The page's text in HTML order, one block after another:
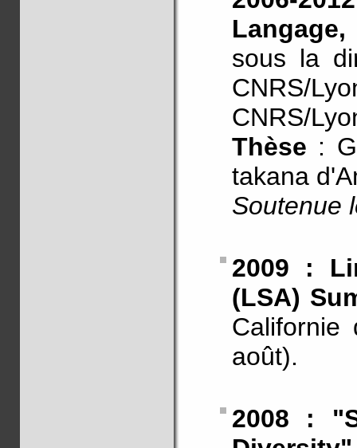
Langage,
sous la
CNRS/
CNRS/
Thèse :
takana
Soutenue
2009 :
(LSA)
août).
2008 :